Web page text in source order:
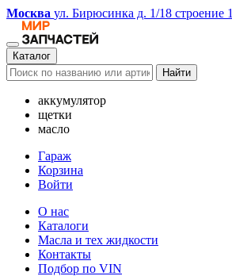
Москва ул. Бирюсинка д. 1/18 строение 1
Каталог
Найти
аккумулятор
щетки
масло
Гараж
Корзина
Войти
О нас
Каталоги
Масла и тех жидкости
Контакты
Подбор по VIN